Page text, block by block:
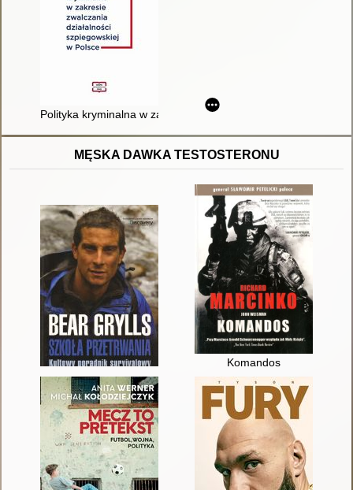
Polityka kryminalna w zakresie zwalczania działalności
MĘSKA DAWKA TESTOSTERONU
Komandos